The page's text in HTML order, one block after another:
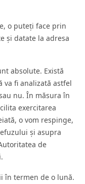
o puteți face prin
și datate la adresa
absolute. Există
va fi analizată astfel
nu. În măsura în
exercitarea
o vom respinge,
și asupra
de
în termen de o lună.